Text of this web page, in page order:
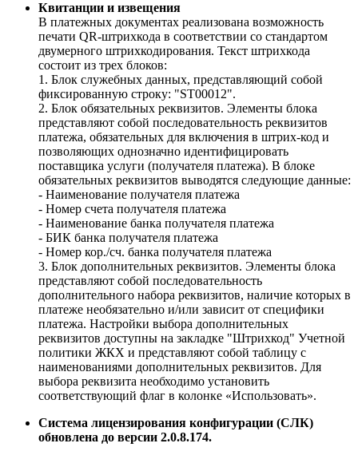
Квитанции и извещения
В платежных документах реализована возможность
печати QR-штрихкода в соответствии со стандартом
двумерного штрихкодирования. Текст штрихкода
состоит из трех блоков:
1. Блок служебных данных, представляющий собой
фиксированную строку: "ST00012".
2. Блок обязательных реквизитов. Элементы блока
представляют собой последовательность реквизитов
платежа, обязательных для включения в штрих-код и
позволяющих однозначно идентифицировать
поставщика услуги (получателя платежа). В блоке
обязательных реквизитов выводятся следующие данные:
- Наименование получателя платежа
- Номер счета получателя платежа
- Наименование банка получателя платежа
- БИК банка получателя платежа
- Номер кор./сч. банка получателя платежа
3. Блок дополнительных реквизитов. Элементы блока
представляют собой последовательность
дополнительного набора реквизитов, наличие которых в
платеже необязательно и/или зависит от специфики
платежа. Настройки выбора дополнительных
реквизитов доступны на закладке "Штрихкод" Учетной
политики ЖКХ и представляют собой таблицу с
наименованиями дополнительных реквизитов. Для
выбора реквизита необходимо установить
соответствующий флаг в колонке «Использовать».
Система лицензирования конфигурации (СЛК)
обновлена до версии 2.0.8.174.